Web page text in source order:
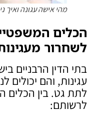
מהי אישה עגונה
הכלים
לשחרור
בתי הדין הרבניים
עגינות, והם
לתת גט. בין הכלים
לרשותם: